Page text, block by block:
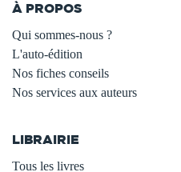
À PROPOS
Qui sommes-nous ?
L'auto-édition
Nos fiches conseils
Nos services aux auteurs
LIBRAIRIE
Tous les livres